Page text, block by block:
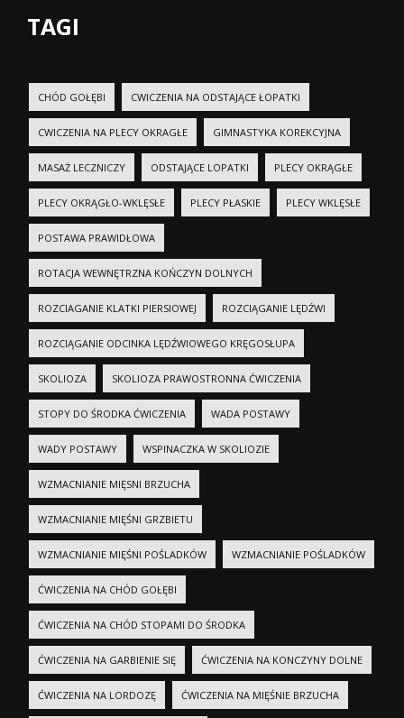
TAGI
CHÓD GOŁĘBI CWICZENIA NA ODSTAJĄCE ŁOPATKI
CWICZENIA NA PLECY OKRAGŁE GIMNASTYKA KOREKCYJNA
MASAŻ LECZNICZY ODSTAJĄCE LOPATKI PLECY OKRĄGŁE
PLECY OKRĄGŁO-WKLĘSŁE PLECY PŁASKIE PLECY WKLĘSŁE
POSTAWA PRAWIDŁOWA
ROTACJA WEWNĘTRZNA KOŃCZYN DOLNYCH
ROZCIAGANIE KLATKI PIERSIOWEJ ROZCIĄGANIE LĘDŹWI
ROZCIĄGANIE ODCINKA LĘDŹWIOWEGO KRĘGOSŁUPA
SKOLIOZA SKOLIOZA PRAWOSTRONNA ĆWICZENIA
STOPY DO ŚRODKA ĆWICZENIA WADA POSTAWY
WADY POSTAWY WSPINACZKA W SKOLIOZIE
WZMACNIANIE MIĘSNI BRZUCHA
WZMACNIANIE MIĘŚNI GRZBIETU
WZMACNIANIE MIĘŚNI POŚLADKÓW WZMACNIANIE POŚLADKÓW
ĆWICZENIA NA CHÓD GOŁĘBI
ĆWICZENIA NA CHÓD STOPAMI DO ŚRODKA
ĆWICZENIA NA GARBIENIE SIĘ ĆWICZENIA NA KONCZYNY DOLNE
ĆWICZENIA NA LORDOZĘ ĆWICZENIA NA MIĘŚNIE BRZUCHA